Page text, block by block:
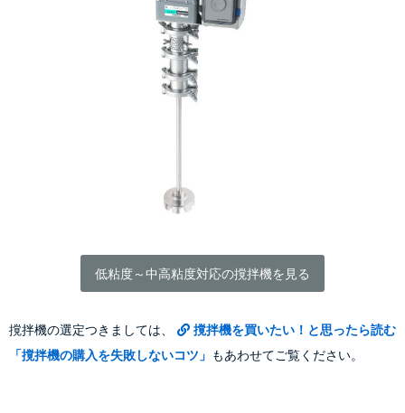
低粘度～中高粘度対応の撹拌機を見る
撹拌機の選定つきましては、
撹拌機を買いたい！と思ったら読む
「撹拌機の購入を失敗しないコツ」 もあわせてご覧ください。